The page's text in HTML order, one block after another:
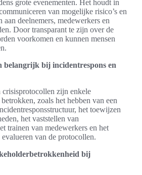
grote evenementen. Het houdt in
van mogelijke risico’s en
aan deelnemers, medewerkers en
Door transparant te zijn over de
voorkomen en kunnen mensen
belangrijk bij incidentrespons en
zijn enkele
zoals het hebben van een
het toewijzen
het vaststellen van
trainen van medewerkers en het
van de protocollen.
bij